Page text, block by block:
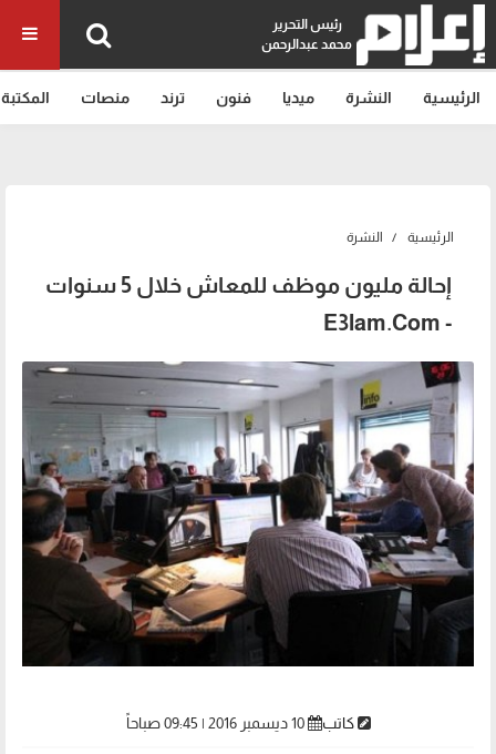
رئيس التحرير
محمد عبدالرحمن
الرئيسية النشرة ميديا فنون ترند منصات المكتبة
الرئيسية النشرة
إحالة مليون موظف للمعاش خلال 5 سنوات
- E3lam.Com
كاتب 10 ديسمبر 2016 | 09:45 صباحاً